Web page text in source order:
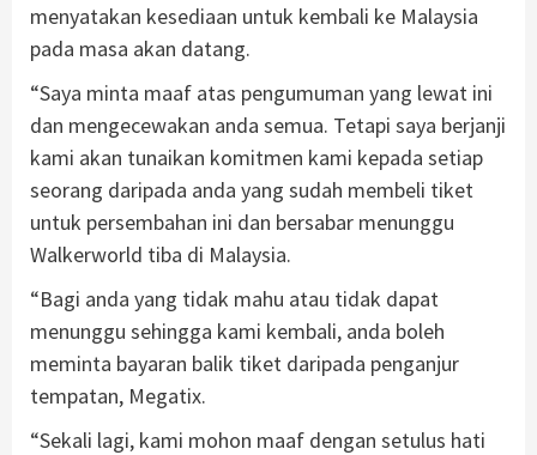
menyatakan kesediaan untuk kembali ke Malaysia
pada masa akan datang.
“Saya minta maaf atas pengumuman yang lewat ini
dan mengecewakan anda semua. Tetapi saya berjanji
kami akan tunaikan komitmen kami kepada setiap
seorang daripada anda yang sudah membeli tiket
untuk persembahan ini dan bersabar menunggu
Walkerworld tiba di Malaysia.
“Bagi anda yang tidak mahu atau tidak dapat
menunggu sehingga kami kembali, anda boleh
meminta bayaran balik tiket daripada penganjur
tempatan, Megatix.
“Sekali lagi, kami mohon maaf dengan setulus hati